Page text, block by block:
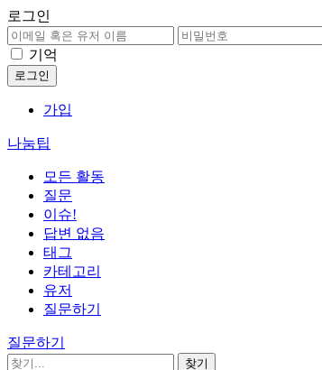
로그인
기억
가입
나눔팁
모든 활동
질문
이슈!
답변 없음
태그
카테고리
유저
질문하기
질문하기